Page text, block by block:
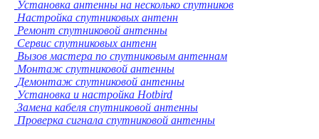
Установка антенны на несколько спутников
Настройка спутниковых антенн
Ремонт спутниковой антенны
Сервис спутниковых антенн
Вызов мастера по спутниковым антеннам
Монтаж спутниковой антенны
Демонтаж спутниковой антенны
Установка и настройка Hotbird
Замена кабеля спутниковой антенны
Проверка сигнала спутниковой антенны